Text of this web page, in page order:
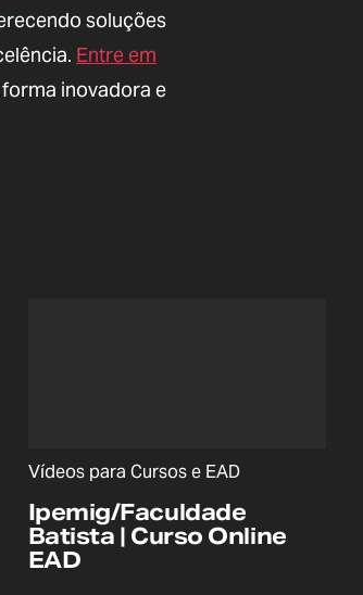
soluções
Entre em
inovadora e
Ipemig/Faculdade
Batista | Curso Online
EAD
Vídeos para Cursos e EAD